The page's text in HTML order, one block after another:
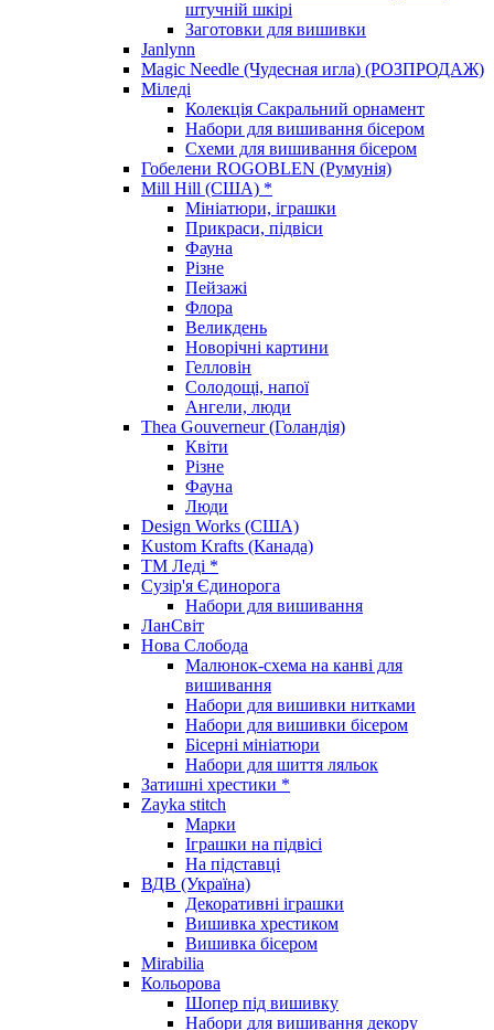
штучній шкірі
Заготовки для вишивки
Janlynn
Magic Needle (Чудесная игла) (РОЗПРОДАЖ)
Міледі
Колекція Сакральний орнамент
Набори для вишивання бісером
Схеми для вишивання бісером
Гобелени ROGOBLEN (Румунія)
Mill Hill (США) *
Мініатюри, іграшки
Прикраси, підвіси
Фауна
Різне
Пейзажі
Флора
Великдень
Новорічні картини
Гелловін
Солодощі, напої
Ангели, люди
Thea Gouverneur (Голандія)
Квіти
Різне
Фауна
Люди
Design Works (США)
Kustom Krafts (Канада)
ТМ Леді *
Сузір'я Єдинорога
Набори для вишивання
ЛанСвіт
Нова Слобода
Малюнок-схема на канві для
вишивання
Набори для вишивки нитками
Набори для вишивки бісером
Бісерні мініатюри
Набори для шиття ляльок
Затишні хрестики *
Zayka stitch
Марки
Іграшки на підвісі
На підставці
ВДВ (Україна)
Декоративні іграшки
Вишивка хрестиком
Вишивка бісером
Mirabilia
Кольорова
Шопер під вишивку
Набори для вишивання декору